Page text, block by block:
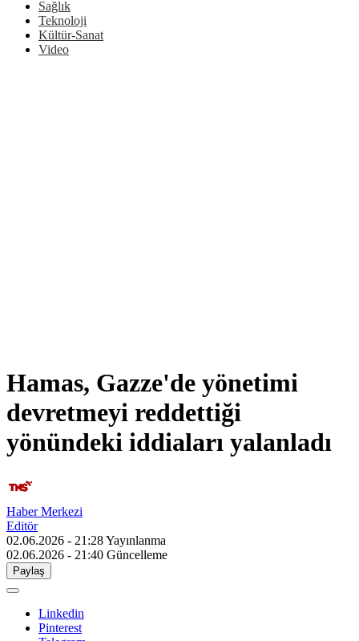
Sağlık
Teknoloji
Kültür-Sanat
Video
Hamas, Gazze'de yönetimi
devretmeyi reddettiği
yönündeki iddiaları yalanladı
Haber Merkezi
Editör
02.06.2026 - 21:28Yayınlanma
02.06.2026 - 21:40 Güncelleme
Paylaş
Linkedin
Pinterest